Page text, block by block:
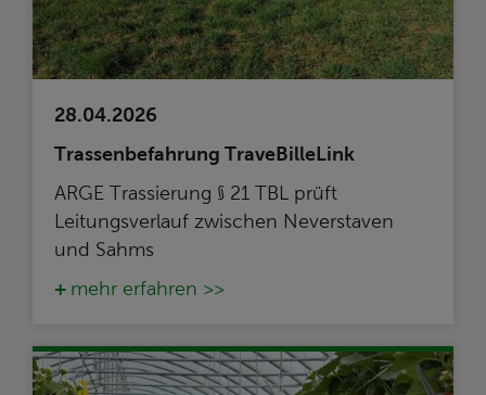
28.04.2026
Trassenbefahrung TraveBilleLink
ARGE Trassierung § 21 TBL prüft
Leitungsverlauf zwischen Neverstaven
und Sahms
mehr erfahren >>